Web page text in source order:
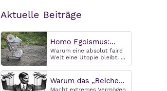
Aktuelle Beiträge
Homo Egoismus:...
Warum eine absolut faire
Welt eine Utopie bleibt. ...
Warum das „Reiche...
Macht extremes Vermögen